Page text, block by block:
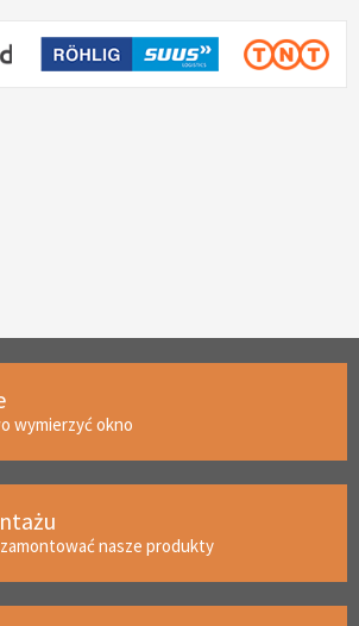
wymierzyć okno
nasze produkty